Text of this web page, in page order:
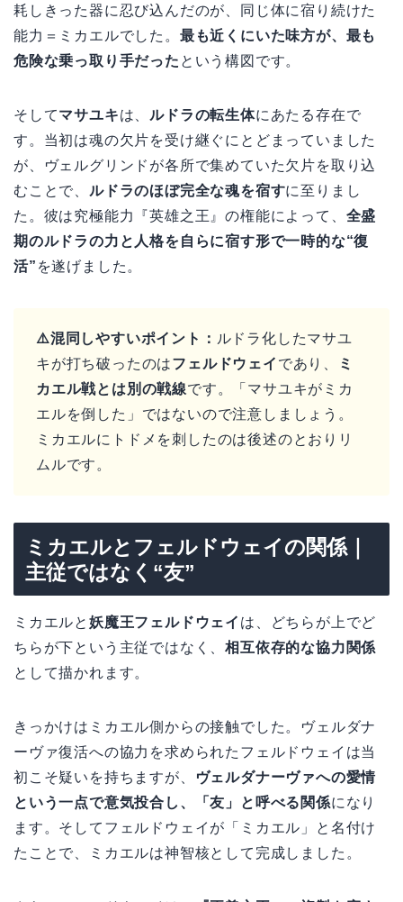
耗しきった器に忍び込んだのが、同じ体に宿り続けた
能力＝ミカエルでした。 最も近くにいた味方が、最も
危険な乗っ取り手だった という構図です。
そしてマサユキは、 ルドラの転生体にあたる存在で
す。当初は魂の欠片を受け継ぐにとどまっていました
が、ヴェルグリンドが各所で集めていた欠片を取り込
むことで、 ルドラのほぼ完全な魂を宿すに至りまし
た。彼は究極能力『英雄之王』の権能によって、 全盛
期のルドラの力と人格を自らに宿す形で一時的な“復
活” を遂げました。
⚠️混同しやすいポイント： ルドラ化したマサユ
キが打ち破ったのはフェルドウェイ であり、
ミ
カエル戦とは別の戦線です。「マサユキがミカ
エルを倒した」ではないので注意しましょう。
ミカエルにトドメを刺したのは後述のとおりリ
ムルです。
ミカエルとフェルドウェイの関係｜
主従ではなく“友”
ミカエルと 妖魔王フェルドウェイ は、どちらが上でど
ちらが下という主従ではなく、相互依存的な協力関係
として描かれます。
きっかけはミカエル側からの接触でした。ヴェルダナ
ーヴァ復活への協力を求められたフェルドウェイは当
初こそ疑いを持ちますが、
ヴェルダナーヴァへの愛情
という一点で意気投合し、「友」と呼べる関係になり
ます。そしてフェルドウェイが「ミカエル」と名付け
たことで、ミカエルは神智核として完成しました。